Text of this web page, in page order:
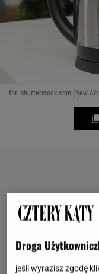
fot. shutterstock.com (New
Droga
jeśli wyrazisz zgodę